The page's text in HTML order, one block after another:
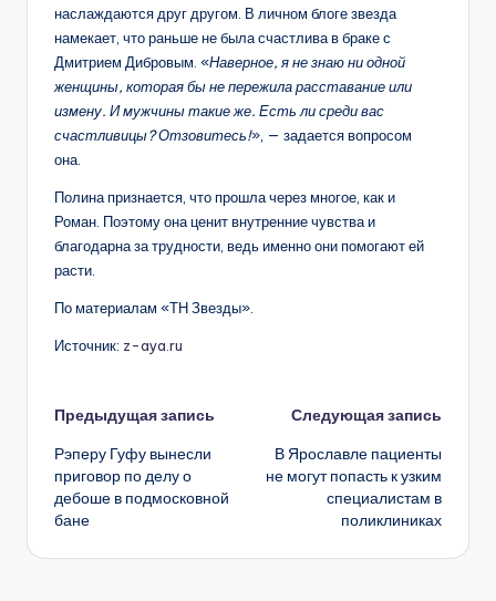
наслаждаются друг другом. В личном блоге звезда
намекает, что раньше не была счастлива в браке с
Дмитрием Дибровым. «Наверное, я не знаю ни одной
женщины, которая бы не пережила расставание или
измену. И мужчины такие же. Есть ли среди вас
счастливицы? Отзовитесь!», — задается вопросом
она.
Полина признается, что прошла через многое, как и
Роман. Поэтому она ценит внутренние чувства и
благодарна за трудности, ведь именно они помогают ей
расти.
По материалам «ТН Звезды».
Источник: z-aya.ru
Навигация
записи
Предыдущая запись
Рэперу Гуфу вынесли
приговор по делу о
дебоше в подмосковной
бане
Следующая запись
В Ярославле пациенты
не могут попасть к узким
специалистам в
поликлиниках